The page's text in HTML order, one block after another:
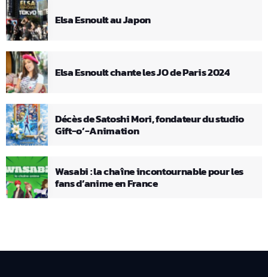
Elsa Esnoult au Japon
Elsa Esnoult chante les JO de Paris 2024
Décès de Satoshi Mori, fondateur du studio
Gift-o’-Animation
Wasabi : la chaîne incontournable pour les
fans d’anime en France